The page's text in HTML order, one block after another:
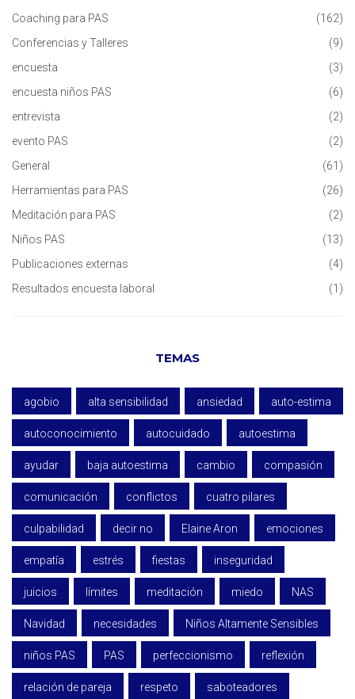
Coaching para PAS
(162)
Conferencias y Talleres
(9)
encuesta
(3)
encuesta niños PAS
(6)
entrevista
(2)
evento PAS
(2)
General
(61)
Herramientas para PAS
(26)
Meditación para PAS
(2)
Niños PAS
(13)
Publicaciones externas
(4)
Resultados encuesta laboral
(1)
TEMAS
agobio alta sensibilidad ansiedad auto-estima
autoconocimiento autocuidado autoestima
ayudar baja autoestima cambio compasión
comunicación conflictos cuatro pilares
culpabilidad decir no Elaine Aron emociones
empatía estrés fiestas inseguridad
juicios límites meditación miedo NAS
Navidad necesidades Niños Altamente Sensibles
niños PAS PAS perfeccionismo reflexión
relación de pareja respeto saboteadores